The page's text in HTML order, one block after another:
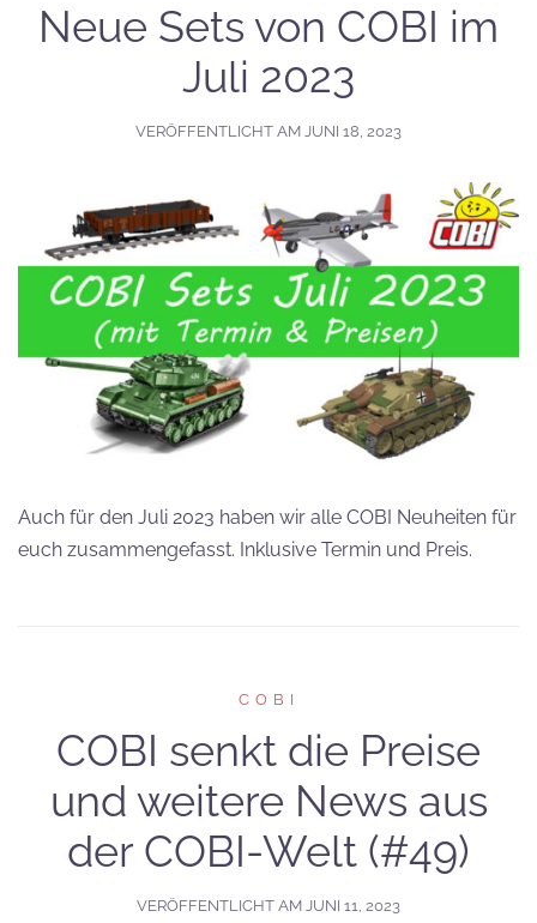
Neue Sets von COBI im
Juli 2023
VERÖFFENTLICHT AM JUNI 18, 2023
Auch für den Juli 2023 haben wir alle COBI Neuheiten für
euch zusammengefasst. Inklusive Termin und Preis.
COBI
COBI senkt die Preise
und weitere News aus
der COBI-Welt (#49)
VERÖFFENTLICHT AM JUNI 11, 2023